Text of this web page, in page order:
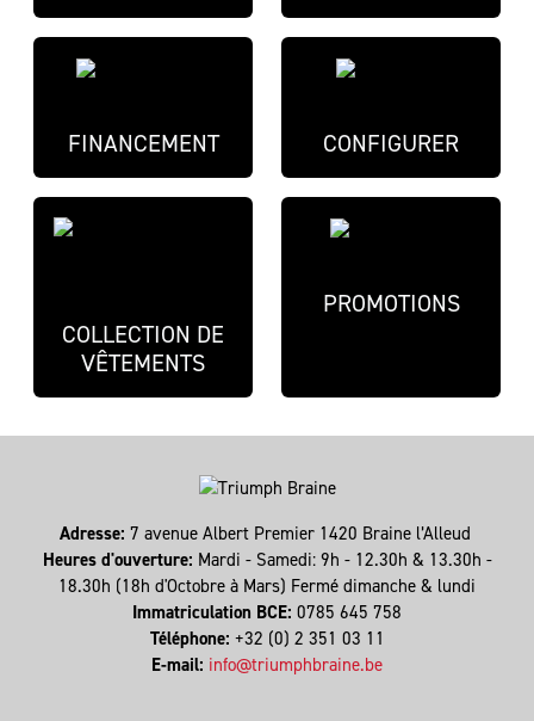
FINANCEMENT CONFIGURER
COLLECTION DE
VÊTEMENTS
PROMOTIONS
Adresse: 7 avenue Albert Premier 1420 Braine l’Alleud
Heures d'ouverture: Mardi - Samedi: 9h - 12.30h & 13.30h -
18.30h (18h d'Octobre à Mars) Fermé dimanche & lundi
Immatriculation BCE: 0785 645 758
Téléphone: +32 (0) 2 351 03 11
E-mail: info@triumphbraine.be